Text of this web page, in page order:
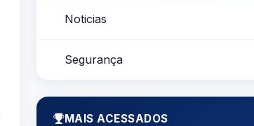
Noticias
Segurança
MAIS ACESSADOS